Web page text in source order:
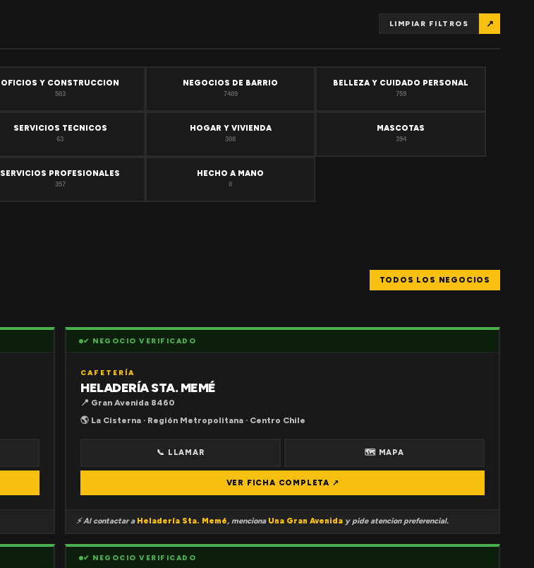
LIMPIAR FILTROS ↗
OFICIOS Y CONSTRUCCION
503
NEGOCIOS DE BARRIO
7409
BELLEZA Y CUIDADO PERSONAL
759
SERVICIOS TECNICOS
63
HOGAR Y VIVIENDA
308
MASCOTAS
394
SERVICIOS PROFESIONALES
357
HECHO A MANO
0
TODOS LOS NEGOCIOS
✔ NEGOCIO VERIFICADO
CAFETERÍA
HELADERÍA STA. MEMÉ
📍 Gran Avenida 8460
🌎 La Cisterna · Región Metropolitana · Centro Chile
📞 LLAMAR 🗺 MAPA
VER FICHA COMPLETA ↗
⚡ Al contactar a Heladería Sta. Memé, menciona Una Gran Avenida y pide atencion preferencial.
✔ NEGOCIO VERIFICADO